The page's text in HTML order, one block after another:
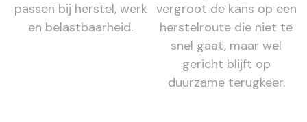
passen bij herstel, werk
en belastbaarheid.
vergroot de kans op een
herstelroute die niet te
snel gaat, maar wel
gericht blijft op
duurzame terugkeer.